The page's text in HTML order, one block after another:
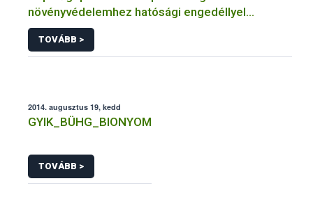
növényvédelemhez hatósági engedéllyel
rendelkező szervezetek
TOVÁBB >
2014. augusztus 19, kedd
GYIK_BÜHG_BIONYOM
TOVÁBB >